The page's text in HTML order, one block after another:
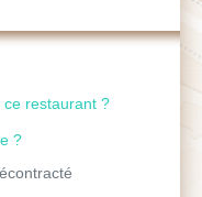
restaurant ?
?